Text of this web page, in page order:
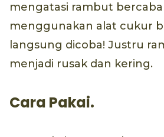
mengatasi rambut
menggunakan alat cukur
langsung dicoba! Justru
menjadi rusak dan kering.
Cara Pakai.